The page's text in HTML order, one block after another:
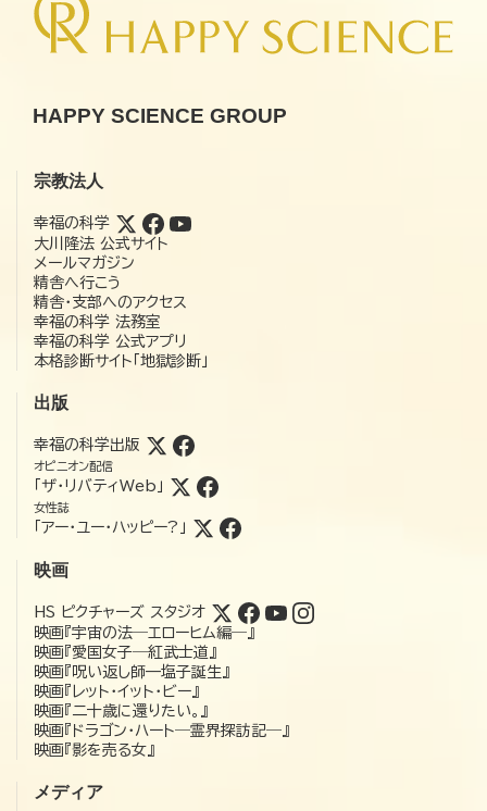
HAPPY SCIENCE GROUP
宗教法人
幸福の科学
大川隆法 公式サイト
メールマガジン
精舎へ行こう
精舎・支部へのアクセス
幸福の科学 法務室
幸福の科学 公式アプリ
本格診断サイト「地獄診断」
出版
幸福の科学出版
オピニオン配信
「ザ・リバティWeb」
女性誌
「アー・ユー・ハッピー?」
映画
HS ピクチャーズ スタジオ
映画『宇宙の法―エローヒム編―』
映画『愛国女子―紅武士道』
映画『呪い返し師—塩子誕生』
映画『レット・イット・ビー』
映画『二十歳に還りたい。』
映画『ドラゴン・ハート―霊界探訪記―』
映画『影を売る女』
メディア